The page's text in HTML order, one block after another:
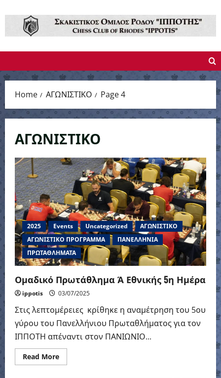
content
Home ΑΓΩΝΙΣΤΙΚΟ Page 4
ΑΓΩΝΙΣΤΙΚΟ
2025 Events Uncategorized
ΑΓΩΝΙΣΤΙΚΟ
ΑΓΩΝΙΣΤΙΚΟ ΠΡΟΓΡΑΜΜΑ
ΠΑΝΕΛΛΗΝΙΑ
ΠΡΩΤΑΘΛΗΜΑΤΑ
Ομαδικό Πρωτάθλημα Ά Εθνικής 5η Ημέρα
ippotis 03/07/2025
Στις λεπτομέρειες κρίθηκε η αναμέτρηση του 5ου
γύρου του Πανελλήνιου Πρωταθλήματος για τον
ΙΠΠΟΤΗ απέναντι στον ΠΑΝΙΩΝΙΟ...
Read MoreRead
more